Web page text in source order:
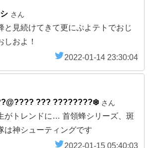
さん
と見続けてきて更にぷよテトでおじ
しおよ！
2022-01-14 23:30:04
??? ????????❄️ さん
がトレンドに… 首領蜂シリーズ、斑
は神シューティングです
2022-01-15 05:40:03